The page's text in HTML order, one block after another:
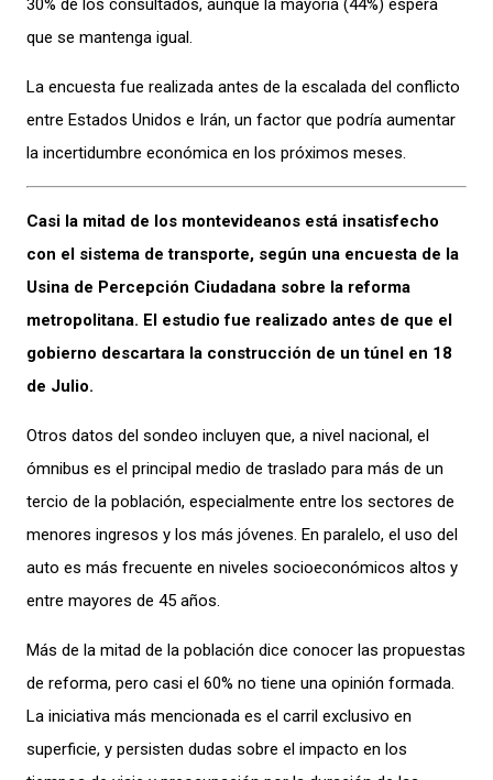
30% de los consultados, aunque la mayoría (44%) espera
que se mantenga igual.
La encuesta fue realizada antes de la escalada del conflicto
entre Estados Unidos e Irán, un factor que podría aumentar
la incertidumbre económica en los próximos meses.
Casi la mitad de los montevideanos está insatisfecho
con el sistema de transporte, según una encuesta de la
Usina de Percepción Ciudadana sobre la reforma
metropolitana. El estudio fue realizado antes de que el
gobierno descartara la construcción de un túnel en 18
de Julio.
Otros datos del sondeo incluyen que, a nivel nacional, el
ómnibus es el principal medio de traslado para más de un
tercio de la población, especialmente entre los sectores de
menores ingresos y los más jóvenes. En paralelo, el uso del
auto es más frecuente en niveles socioeconómicos altos y
entre mayores de 45 años.
Más de la mitad de la población dice conocer las propuestas
de reforma, pero casi el 60% no tiene una opinión formada.
La iniciativa más mencionada es el carril exclusivo en
superficie, y persisten dudas sobre el impacto en los